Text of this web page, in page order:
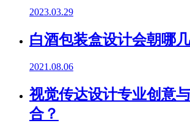
2023.03.29
白酒包装盒设计会朝哪
2021.08.06
视觉传达设计专业创意
合？